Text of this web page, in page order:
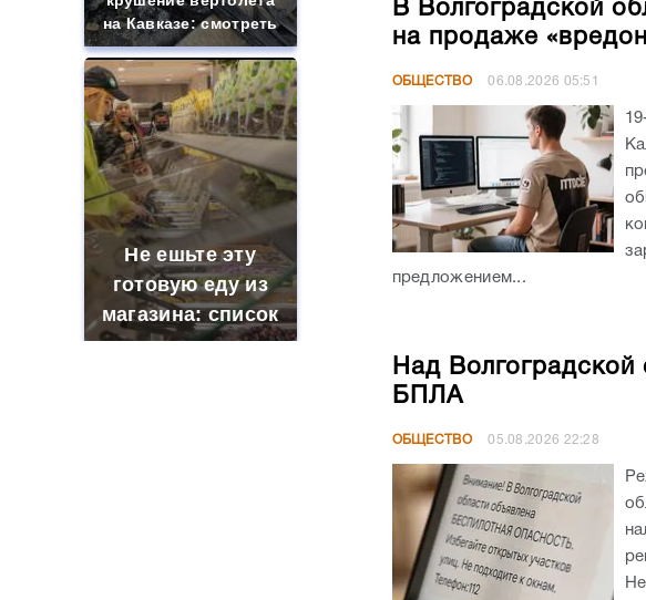
на Кавказе: смотреть
Не ешьте эту
готовую еду из
магазина: список
В Волгоградской
на продаже
ОБЩЕСТВО 06.08.2026 05:51
предложением...
Над Волгоградской
БПЛА
ОБЩЕСТВО 05.08.2026 22:28